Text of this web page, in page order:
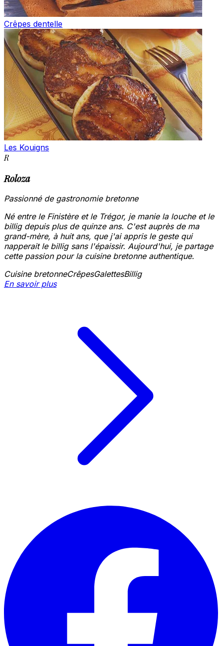
Crêpes dentelle
Les Kouigns
R
Roloza
Passionné de gastronomie bretonne
Né entre le Finistère et le Trégor, je manie la louche et le
billig depuis plus de quinze ans. C'est auprès de ma
grand-mère, à huit ans, que j'ai appris le geste qui
napperait le billig sans l'épaissir. Aujourd'hui, je partage
cette passion pour la cuisine bretonne authentique.
Cuisine bretonneCrêpesGalettesBillig
En savoir plus